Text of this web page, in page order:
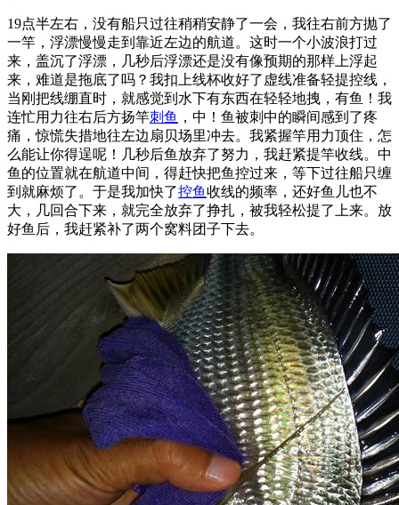
19点半左右，没有船只过往稍稍安静了一会，我往右前方抛了
一竿，浮漂慢慢走到靠近左边的航道。这时一个小波浪打过
来，盖沉了浮漂，几秒后浮漂还是没有像预期的那样上浮起
来，难道是拖底了吗？我扣上线杯收好了虚线准备轻提控线，
当刚把线绷直时，就感觉到水下有东西在轻轻地拽，有鱼！我
连忙用力往右后方扬竿刺鱼 ，中！鱼被刺中的瞬间感到了疼
痛，惊慌失措地往左边扇贝场里冲去。我紧握竿用力顶住，怎
么能让你得逞呢！几秒后鱼放弃了努力，我赶紧提竿收线。中
鱼的位置就在航道中间，得赶快把鱼控过来，等下过往船只缠
到就麻烦了。于是我加快了控鱼收线的频率，还好鱼儿也不
大，几回合下来，就完全放弃了挣扎，被我轻松提了上来。放
好鱼后，我赶紧补了两个窝料团子下去。